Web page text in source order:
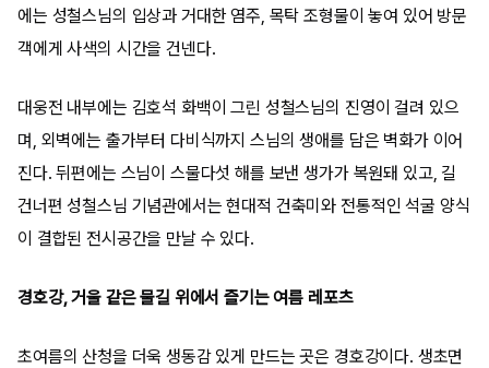
에는 성철스님의 입상과 거대한 염주, 목탁 조형물이 놓여 있어 방문
객에게 사색의 시간을 건넨다.
대웅전 내부에는 김호석 화백이 그린 성철스님의 진영이 걸려 있으
며, 외벽에는 출가부터 다비식까지 스님의 생애를 담은 벽화가 이어
진다. 뒤편에는 스님이 스물다섯 해를 보낸 생가가 복원돼 있고, 길
건너편 성철스님 기념관에서는 현대적 건축미와 전통적인 석굴 양식
이 결합된 전시공간을 만날 수 있다.
경호강, 거울 같은 물길 위에서 즐기는 여름 레포츠
초여름의 산청을 더욱 생동감 있게 만드는 곳은 경호강이다. 생초면